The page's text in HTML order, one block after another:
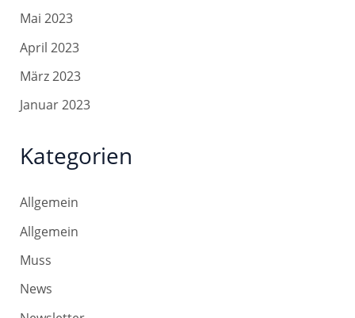
Mai 2023
April 2023
März 2023
Januar 2023
Kategorien
Allgemein
Allgemein
Muss
News